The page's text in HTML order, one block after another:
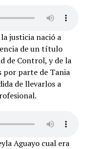
justicia nació a
de un título
de Control, y de la
por parte de Tania
de llevarlos a
Aguayo cual era